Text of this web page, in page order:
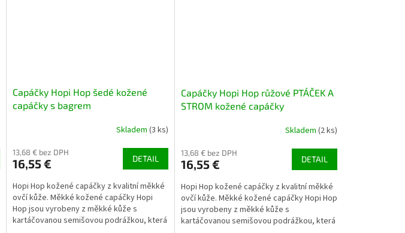
Capáčky Hopi Hop šedé kožené
capáčky s bagrem
Skladem (3 ks)
13,68 € bez DPH
16,55 € DETAIL
Hopi Hop kožené capáčky z kvalitní měkké
ovčí kůže. Měkké kožené capáčky Hopi
Hop jsou vyrobeny z měkké kůže s
kartáčovanou semišovou podrážkou, která
Capáčky Hopi Hop růžové PTÁČEK A
STROM kožené capáčky
Skladem (2 ks)
13,68 € bez DPH
16,55 € DETAIL
Hopi Hop kožené capáčky z kvalitní měkké
ovčí kůže. Měkké kožené capáčky Hopi Hop
jsou vyrobeny z měkké kůže s
kartáčovanou semišovou podrážkou, která